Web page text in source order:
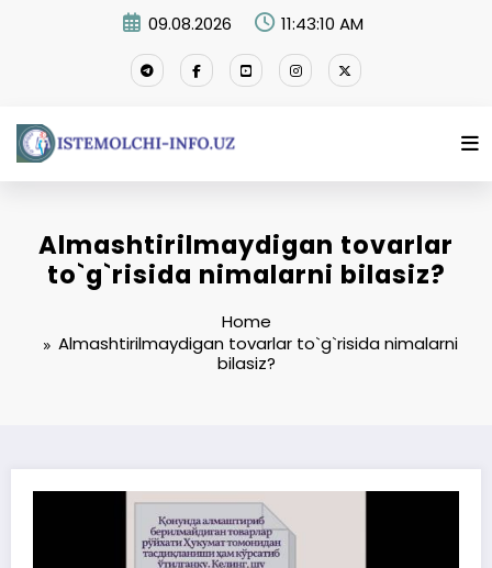
09.08.2026 11:43:11 AM
Almashtirilmaydigan tovarlar
to`g`risida nimalarni bilasiz?
Home
Almashtirilmaydigan tovarlar to`g`risida nimalarni
bilasiz?